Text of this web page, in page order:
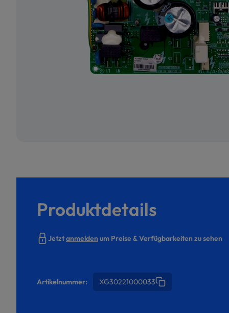
Produktdetails
Jetztanmeldenum Preise & Verfügbarkeiten zu sehen
Artikelnummer: XG30221000033